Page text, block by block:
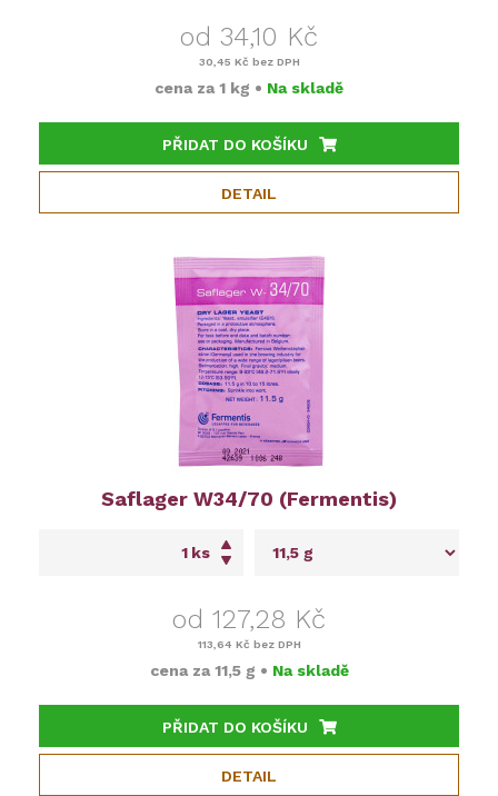
od 34,10 Kč
30,45 Kč bez DPH
cena za 1 kg • Na skladě
PŘIDAT DO KOŠÍKU
DETAIL
Saflager W34/70 (Fermentis)
ks
od 127,28 Kč
113,64 Kč bez DPH
cena za 11,5 g • Na skladě
PŘIDAT DO KOŠÍKU
DETAIL